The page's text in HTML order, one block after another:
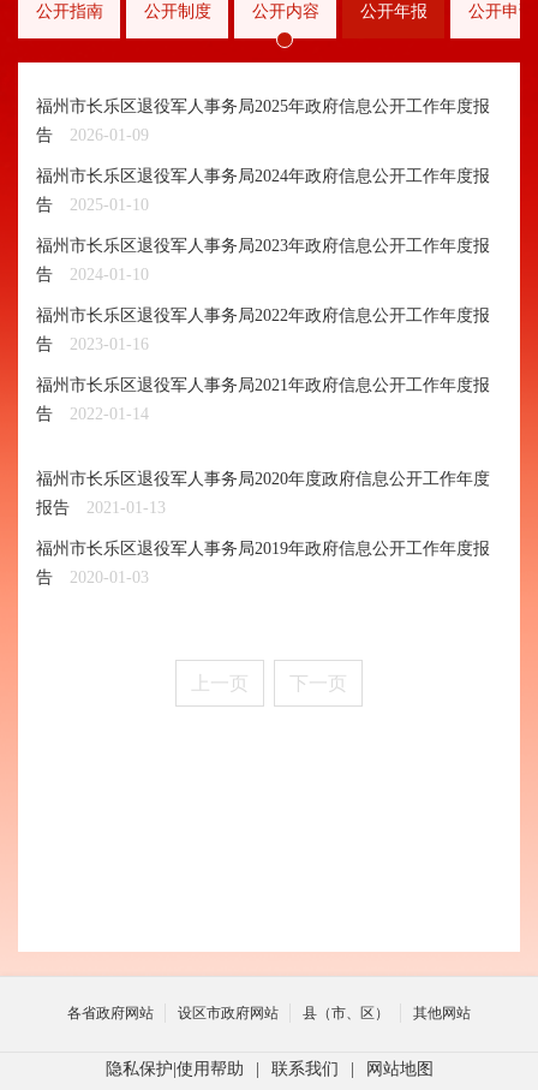
公开指南
公开制度
公开内容
公开年报
公开申请
福州市长乐区退役军人事务局2025年政府信息公开工作年度报
告
2026-01-09
福州市长乐区退役军人事务局2024年政府信息公开工作年度报
告
2025-01-10
福州市长乐区退役军人事务局2023年政府信息公开工作年度报
告
2024-01-10
福州市长乐区退役军人事务局2022年政府信息公开工作年度报
告
2023-01-16
福州市长乐区退役军人事务局2021年政府信息公开工作年度报
告
2022-01-14
福州市长乐区退役军人事务局2020年度政府信息公开工作年度
报告
2021-01-13
福州市长乐区退役军人事务局2019年政府信息公开工作年度报
告
2020-01-03
上一页 下一页
各省政府网站 设区市政府网站 县（市、区） 其他网站
隐私保护 使用帮助 联系我们 网站地图